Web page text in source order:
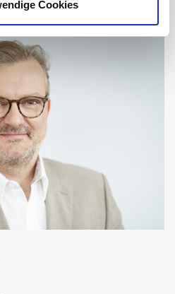
Cookies